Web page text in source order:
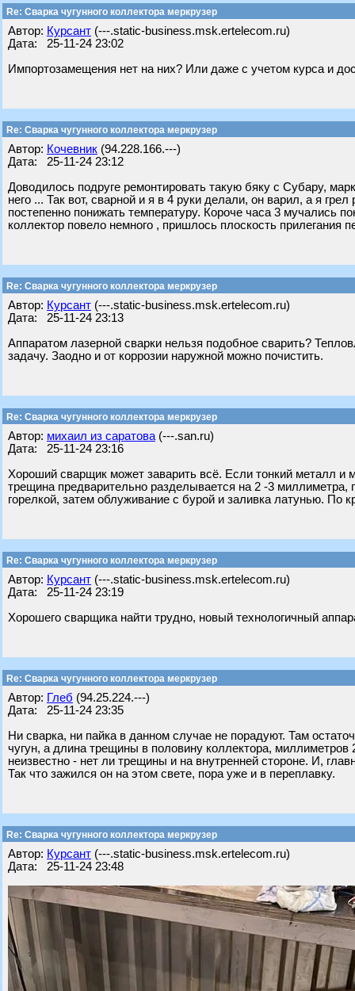
Re: Сварка чугунного коллектора меркрузер
Автор: Курсант (---.static-business.msk.ertelecom.ru)
Дата: 25-11-24 23:02
Импортозамещения нет на них? Или даже с учетом курса и
Re: Сварка чугунного коллектора меркрузер
Автор: Кочевник (94.228.166.---)
Дата: 25-11-24 23:12
Доводилось подруге ремонтировать такую бяку с Субару,
него ... Так вот, сварной и я в 4 руки делали, он варил, а я
постепенно понижать температуру. Короче часа 3 мучались
коллектор повело немного , пришлось плоскость прилегания
Re: Сварка чугунного коллектора меркрузер
Автор: Курсант (---.static-business.msk.ertelecom.ru)
Дата: 25-11-24 23:13
Аппаратом лазерной сварки нельзя подобное сварить?
задачу. Заодно и от коррозии наружной можно почистить.
Re: Сварка чугунного коллектора меркрузер
Автор: михаил из саратова (---.san.ru)
Дата: 25-11-24 23:16
Хороший сварщик может заварить всё. Если тонкий металл и
трещина предварительно разделывается на 2 -3 миллиметра,
горелкой, затем облуживание с бурой и заливка латунью. По
Re: Сварка чугунного коллектора меркрузер
Автор: Курсант (---.static-business.msk.ertelecom.ru)
Дата: 25-11-24 23:19
Хорошего сварщика найти трудно, новый технологичный
Re: Сварка чугунного коллектора меркрузер
Автор: Глеб (94.25.224.---)
Дата: 25-11-24 23:35
Ни сварка, ни пайка в данном случае не порадуют. Там
чугун, а длина трещины в половину коллектора,
неизвестно - нет ли трещины и на внутренней стороне. И,
Так что зажился он на этом свете, пора уже и в переплавку.
Re: Сварка чугунного коллектора меркрузер
Автор: Курсант (---.static-business.msk.ertelecom.ru)
Дата: 25-11-24 23:48